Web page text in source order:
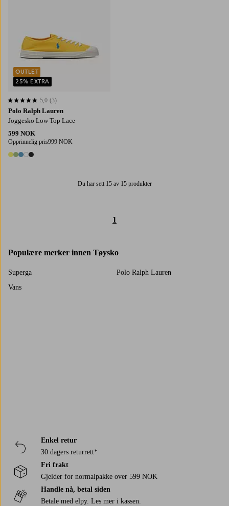
Polo Ralph Lauren
Joggesko Low Top Lace
599 NOK
Opprinnelig pris999 NOK
5 farger
5,0 basert på 3 karaktergivninger
5,0 (3)
OUTLET
25% EXTRA
Du har sett 15 av 15 produkter
1
Populære merker innen Tøysko
Superga
Polo Ralph Lauren
Vans
Enkel retur
30 dagers returrett*
Fri frakt
Gjelder for normalpakke over 599 NOK
Handle nå, betal siden
Betale med elpy. Les mer i kassen.